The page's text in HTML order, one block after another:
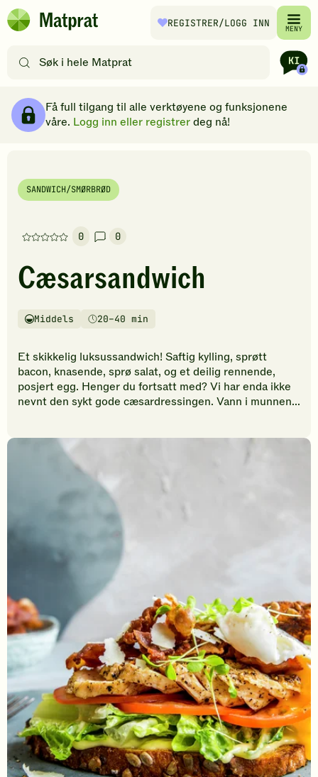
Hopp til hovedinnhold
Matprat
REGISTRER/LOGG INN MENY
etter
filtre
Få full tilgang til alle verktøyene og funksjonene
våre. Logg inn eller registrerdeg nå!
SANDWICH/SMØRBRØD
0
Denne
har
foreløpig
vurderinger.
den
første
til
å
oppskriften.
0
Cæsarsandwich
Vanskelighetsgrad
Middels
Tilberedningstid20–40 min
Et skikkelig luksussandwich! Saftig kylling, sprøtt
bacon, knasende, sprø salat, og et deilig rennende,
posjert egg. Henger du fortsatt med? Vi har enda ikke
nevnt den sykt gode cæsardressingen. Vann i munnen...